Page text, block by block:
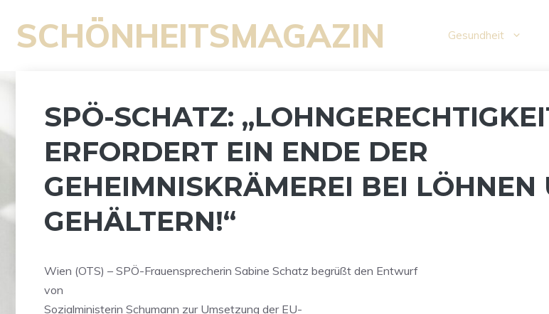
Inhalt
springen
SCHÖNHEITSMAGAZIN Gesundheit
SPÖ-SCHATZ:
ERFORDERT EIN ENDE DER
GEHEIMNISKRÄMEREI BEI LÖHNEN
GEHÄLTERN!“
Wien (OTS) – SPÖ-Frauensprecherin Sabine Schatz begrüßt den Entwurf
von
Sozialministerin Schumann zur Umsetzung der EU-